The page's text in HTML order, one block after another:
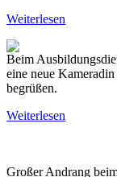
Weiterlesen
Beim
eine neue
begrüßen.
Weiterlesen
Großer Andrang